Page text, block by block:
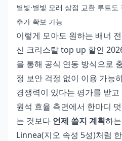
별빛·별빛 모래 상점 교환 루트
추가 확보 가능
이렇게 모아도 원하는 배너
신 크리스탈 top up 할인
을 통해 공식 연동 방식으로
정 보안 걱정 없이 이용 가능
경쟁력이 있다는 평가를 받고
원석 효율 측면에서 한마디
는 것보다 언제 쓸지 계획하
Linnea(지오 속성 5성)처럼